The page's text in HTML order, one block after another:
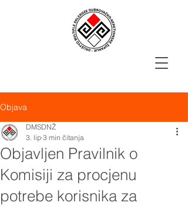
Objava
Objavljen Pravilnik o
Komisiji za procjenu
potrebe korisnika za
DMSDNŽ
3. lip 3 min čitanja